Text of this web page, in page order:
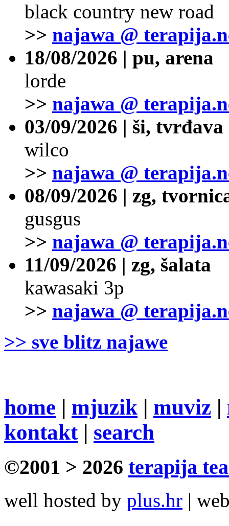
black country new road
>> najawa @
18/08/2026 | pu, arena
lorde
>> najawa @
03/09/2026 | ši,
wilco
>> najawa @
08/09/2026 | zg,
gusgus
>> najawa @
11/09/2026 | zg, šalata
kawasaki 3p
>> najawa @
>> sve blitz najawe
home | mjuzik | muviz |
kontakt| search
©2001 > 2026 terapija
well hosted by plus.hr |